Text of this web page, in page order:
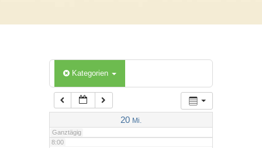
Kategorien
20 Mi.
Ganztägig
6:00
7:00
8:00